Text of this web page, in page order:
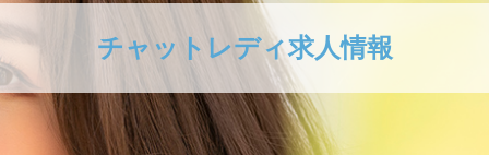
チャットレディ求人情報